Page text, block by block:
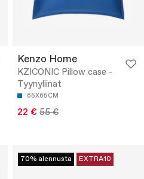
Kenzo Home
KZICONIC Pillow case -
Tyynyliinat
65X65CM
22 € 55 €
70% alennusta EXTRA10